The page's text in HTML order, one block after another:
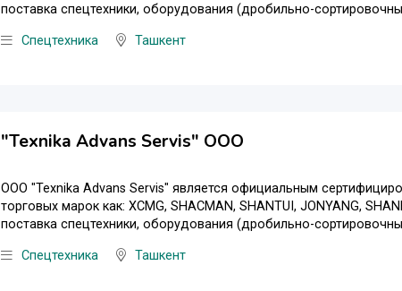
поставка спецтехники, оборудования (дробильно-
Спецтехника Ташкент
"Texnika Advans Servis" ООО
ООО "Texnika Advans Servis" является официальным
торговых марок как: XCMG, SHACMAN, SHANTUI, JONYANG,
поставка спецтехники, оборудования (дробильно-
Спецтехника Ташкент